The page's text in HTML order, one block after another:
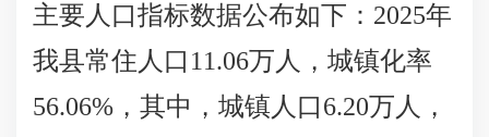
主要人口指标数据公布如下：2025年
我县常住人口11.06万人，城镇化率
56.06%，其中，城镇人口6.20万人，